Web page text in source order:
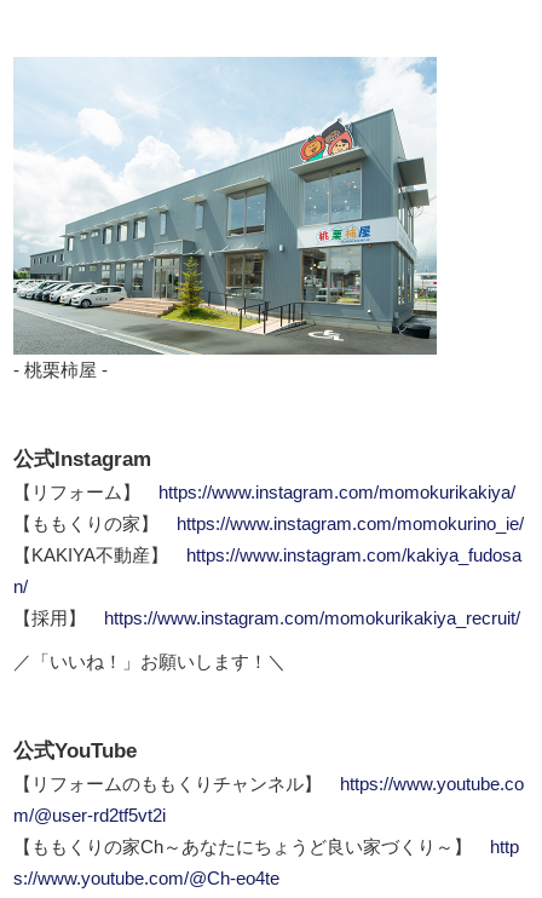
- 桃栗柿屋 -
公式Instagram
【リフォーム】
https://www.instagram.com/momokurikakiya/
【ももくりの家】
https://www.instagram.com/momokurino_ie/
【KAKIYA不動産】
https://www.instagram.com/kakiya_fudosa
n/
【採用】
https://www.instagram.com/momokurikakiya_recruit/
／「いいね！」お願いします！＼
公式YouTube
【リフォームのももくりチャンネル】
https://www.youtube.co
m/@user-rd2tf5vt2i
【ももくりの家Ch～あなたにちょうど良い家づくり～】
http
s://www.youtube.com/@Ch-eo4te